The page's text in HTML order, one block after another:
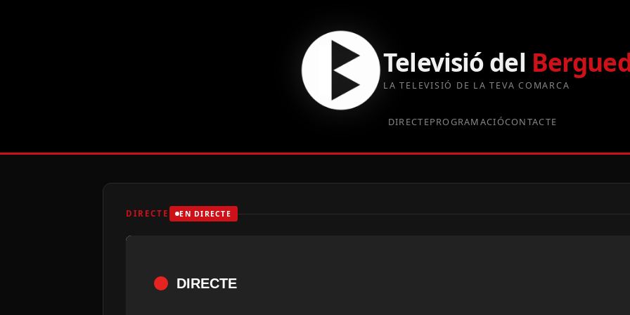
Televisió del
LA TELEVISIÓ DE LA TEVA COMARCA
DIRECTEPROGRAMACIÓCONTACTE
DIRECTE EN DIRECTE
DIRECTE